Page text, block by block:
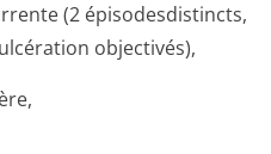
(2 épisodesdis­tincts,
objectivés),